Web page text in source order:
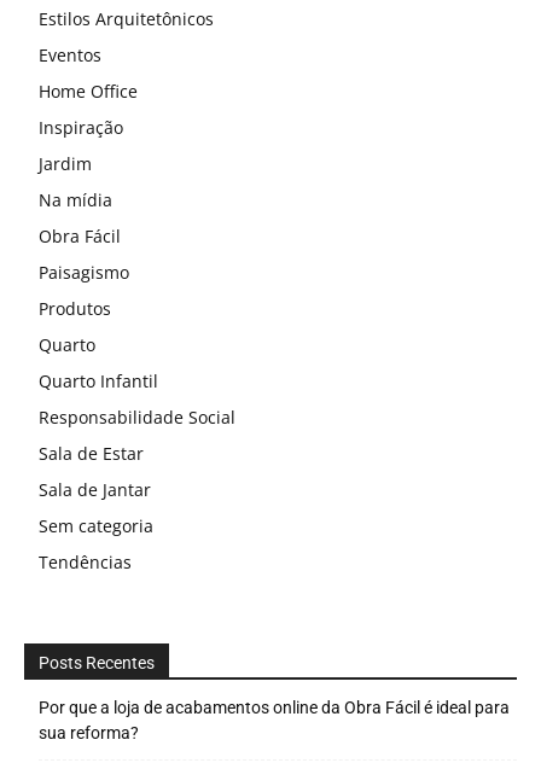
Estilos Arquitetônicos
Eventos
Home Office
Inspiração
Jardim
Na mídia
Obra Fácil
Paisagismo
Produtos
Quarto
Quarto Infantil
Responsabilidade Social
Sala de Estar
Sala de Jantar
Sem categoria
Tendências
Posts Recentes
Por que a loja de acabamentos online da Obra Fácil é ideal para
sua reforma?